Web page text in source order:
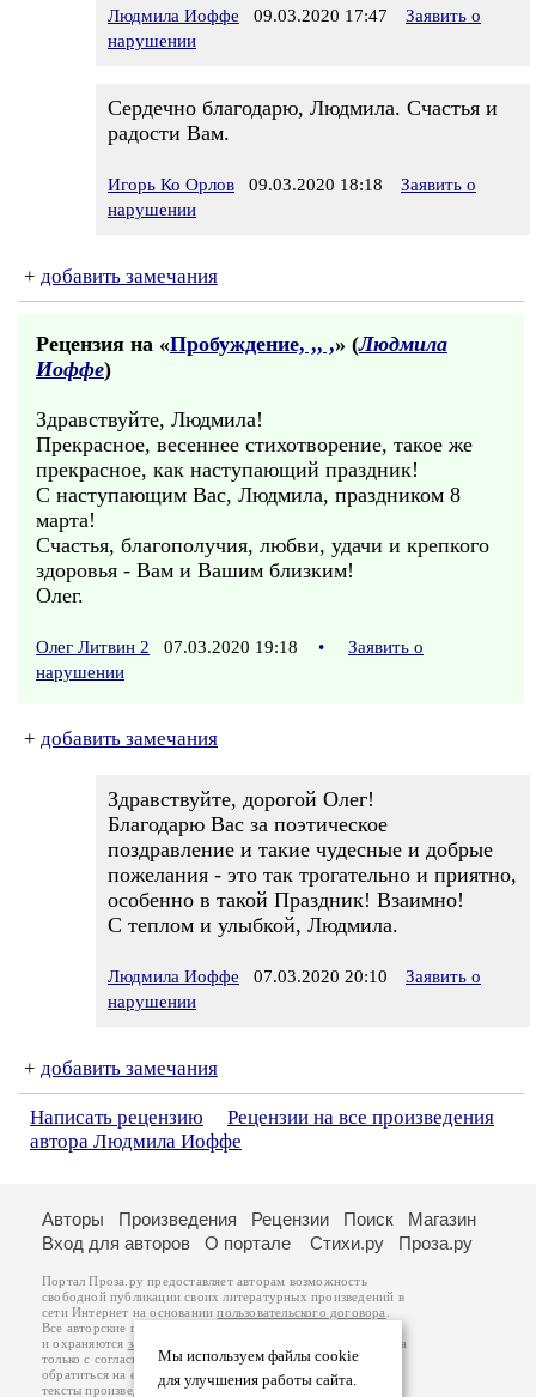
Людмила Иоффе 09.03.2020 17:47
Заявить о
нарушении
Сердечно благодарю, Людмила. Счастья и
радости Вам.
Игорь Ко Орлов 09.03.2020 18:18
Заявить о
нарушении
+ добавить замечания
Рецензия на «Пробуждение, ,, ,» (Людмила
Иоффе)
Здравствуйте, Людмила!
Прекрасное, весеннее стихотворение, такое же
прекрасное, как наступающий праздник!
С наступающим Вас, Людмила, праздником 8
марта!
Счастья, благополучия, любви, удачи и крепкого
здоровья - Вам и Вашим близким!
Олег.
Олег Литвин 2 07.03.2020 19:18 •
Заявить о
нарушении
+ добавить замечания
Здравствуйте, дорогой Олег!
Благодарю Вас за поэтическое
поздравление и такие чудесные и добрые
пожелания - это так трогательно и приятно,
особенно в такой Праздник! Взаимно!
С теплом и улыбкой, Людмила.
Людмила Иоффе 07.03.2020 20:10
Заявить о
нарушении
+ добавить замечания
Написать рецензию
Рецензии на все произведения
автора Людмила Иоффе
Мы используем файлы cookie
для улучшения работы сайта.
Авторы Произведения Рецензии Поиск
Магазин
Вход для авторов
О портале Стихи.ру Проза.ру
Портал Проза.ру предоставляет авторам возможность
свободной публикации своих литературных произведений в
сети Интернет на основаниипользовательского договора
Все авторские права на произведения принадлежат авторам
и охраняются законом
. Перепечатка произведений возможна
только с согласия его автора, к которому вы можете
обратиться на его авторской странице. Ответственность за
тексты произведений авторы несут самостоятельно на